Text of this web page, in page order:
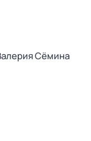
Сёмина